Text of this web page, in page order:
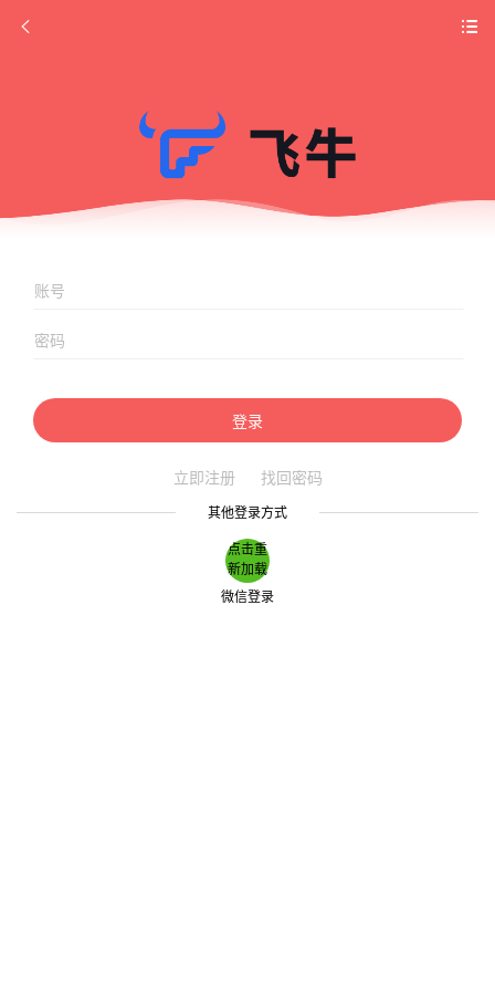
登录
立即注册 找回密码
其他登录方式
点击重
新加载
微信登录